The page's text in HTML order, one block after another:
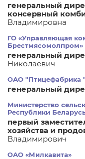
генеральный
консервный
Владимировна
ГО «Управляющая
Брестмясомолпром»
генеральный
Николаевич
ОАО "Птицефабрика
генеральный
Министерство
Республики
первый
хозяйства и
Владимирович
ОАО «Милкавита»